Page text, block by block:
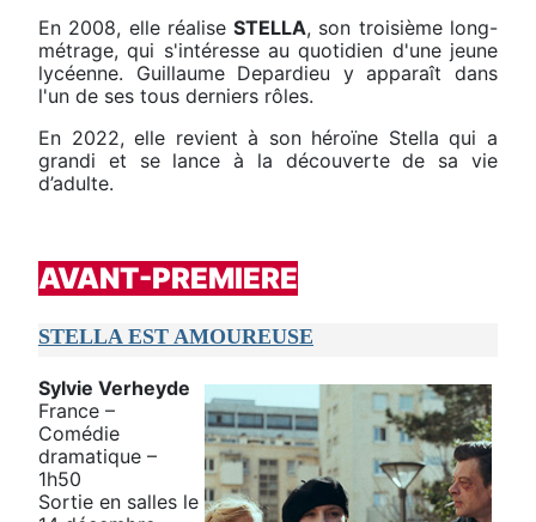
En 2008, elle réaliseSTELLA, son troisième long-
métrage, qui s'intéresse au quotidien d'une jeune
lycéenne. Guillaume Depardieu y apparaît dans
l'un de ses tous derniers rôles.
En 2022, elle revient à son héroïne Stella qui a
grandi et se lance à la découverte de sa vie
d’adulte.
AVANT-PREMIERE
STELLA EST AMOUREUSE
Sylvie Verheyde
France –
Comédie
dramatique –
1h50
Sortie en salles le